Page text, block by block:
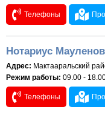
Телефоны
Нотариус
Адрес: Мактааральский
Режим работы: 09.00 -
Телефоны